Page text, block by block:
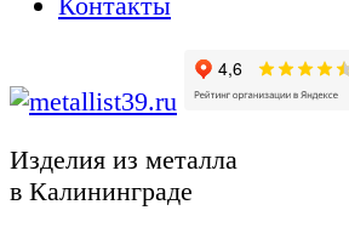
Изделия из металла
в Калининграде